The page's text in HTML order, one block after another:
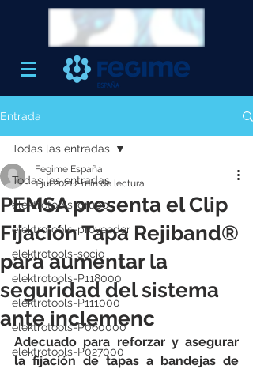
Entrada
Todas las entradas
elektrotools-grupo
elektrotools-proveedor
elektrotools-socio
elektrotools-P118000
elektrotools-P111000
elektrotools-P060000
elektrotools-P027000
Todas las entradas
PEMSA presenta el Clip
Fijación Tapa Rejiband®
para aumentar la
seguridad del sistema
ante inclemenc
Fegime España
1 jul 20212 min de lectura
Adecuado para reforzar y asegurar
la fijación de tapas a bandejas de